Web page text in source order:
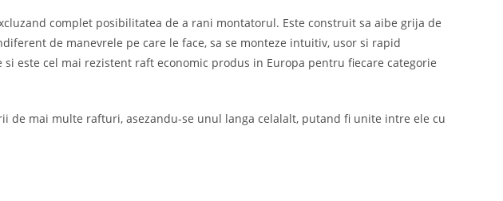
complet posibilitatea de a rani montatorul. Este construit sa aibe grija de
de manevrele pe care le face, sa se monteze intuitiv, usor si rapid
este cel mai rezistent raft economic produs in Europa pentru fiecare categorie
de mai multe rafturi, asezandu-se unul langa celalalt, putand fi unite intre ele cu